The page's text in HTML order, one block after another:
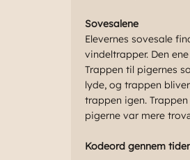
Sovesalene
Elevernes sovesale
vindeltrapper. Den
Trappen til pigernes
lyde, og trappen
trappen igen.
pigerne var mere
Kodeord gennem